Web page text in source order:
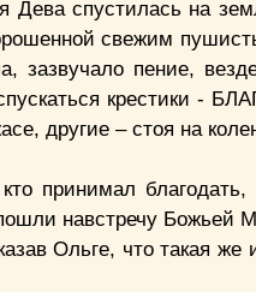
Дева спустилась на
свежим
зазвучало пение,
крестики -
другие – стоя на
принимал
навстречу Божьей
Ольге, что такая же